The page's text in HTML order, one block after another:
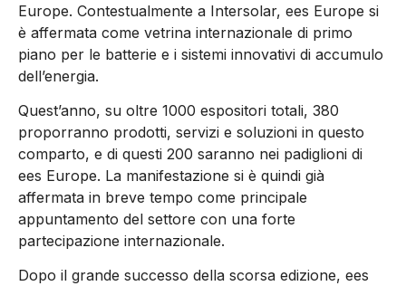
Europe. Contestualmente a Intersolar, ees Europe si
è affermata come vetrina internazionale di primo
piano per le batterie e i sistemi innovativi di accumulo
dell’energia.
Quest’anno, su oltre 1000 espositori totali, 380
proporranno prodotti, servizi e soluzioni in questo
comparto, e di questi 200 saranno nei padiglioni di
ees Europe. La manifestazione si è quindi già
affermata in breve tempo come principale
appuntamento del settore con una forte
partecipazione internazionale.
Dopo il grande successo della scorsa edizione, ees